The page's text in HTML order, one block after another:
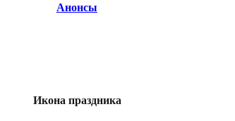
Анонсы
Икона праздника